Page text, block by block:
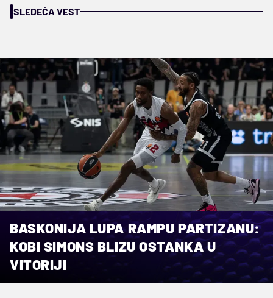
SLEDEĆA VEST
BASKONIJA LUPA RAMPU PARTIZANU:
KOBI SIMONS BLIZU OSTANKA U
VITORIJI